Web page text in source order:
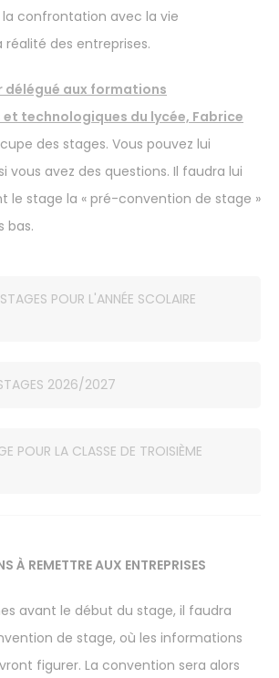
confrontation avec la vie
réalité des entreprises.
délégué aux formations
technologiques du lycée, Fabrice
des stages. Vous pouvez lui
vous avez des questions. Il faudra lui
le stage la « pré-convention de stage »
bas.
POUR L'ANNÉE SCOLAIRE
2026/2027
POUR LA CLASSE DE TROISIÈME
À REMETTRE AUX ENTREPRISES
avant le début du stage, il faudra
de stage, où les informations
figurer. La convention sera alors